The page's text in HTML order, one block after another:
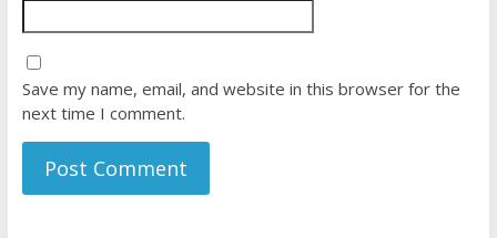
Save my name, email, and website in this browser for the
next time I comment.